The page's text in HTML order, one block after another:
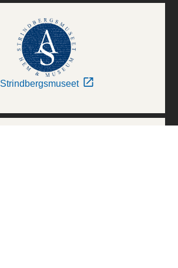
Strindbergsmuseet